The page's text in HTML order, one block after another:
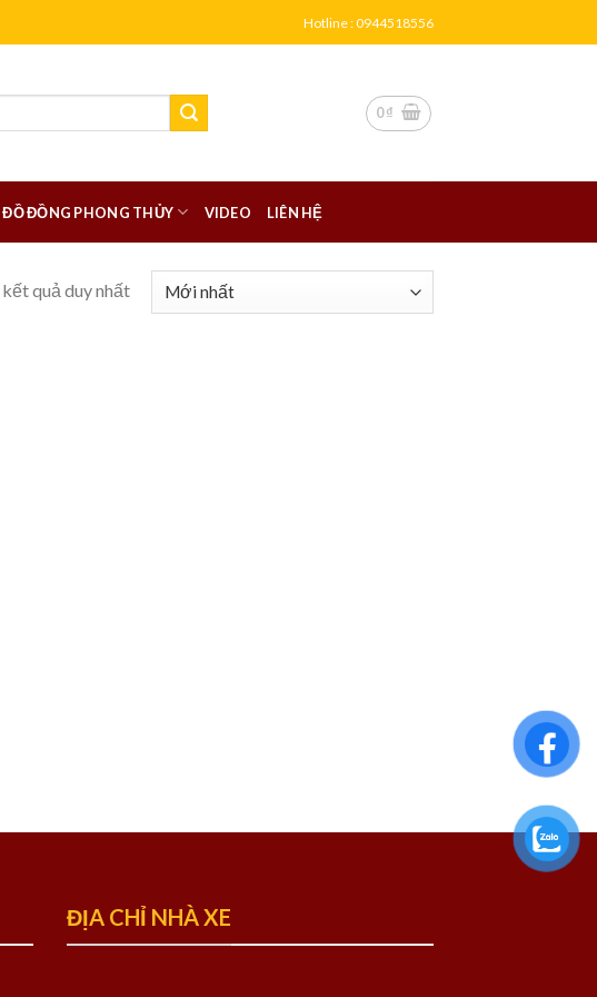
Hotline : 0944518556
0₫
ĐỒ ĐỒNG PHONG THỦY VIDEO LIÊN HỆ
quả duy nhất
ĐỊA CHỈ NHÀ XE